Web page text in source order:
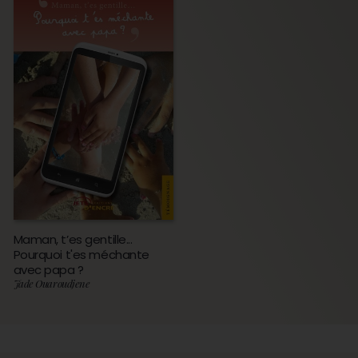
Maman, t’es gentille...
Pourquoi t'es méchante
avec papa ?
Jade Ouaroudjene